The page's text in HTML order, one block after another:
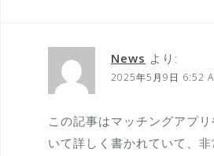
News より:
2025年5月9日 6:52
この記事はマッチングアプ
いて詳しく書かれていて、